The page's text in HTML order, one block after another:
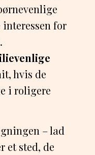
for
hvis de
i roligere
– lad
et sted, de